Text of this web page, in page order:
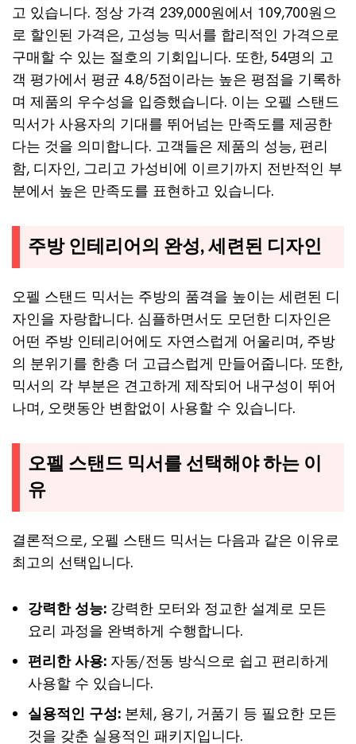
고 있습니다. 정상 가격 239,000원에서 109,700원으
로 할인된 가격은, 고성능 믹서를 합리적인 가격으로
구매할 수 있는 절호의 기회입니다. 또한, 54명의 고
객 평가에서 평균 4.8/5점이라는 높은 평점을 기록하
며 제품의 우수성을 입증했습니다. 이는 오펠 스탠드
믹서가 사용자의 기대를 뛰어넘는 만족도를 제공한
다는 것을 의미합니다. 고객들은 제품의 성능, 편리
함, 디자인, 그리고 가성비에 이르기까지 전반적인 부
분에서 높은 만족도를 표현하고 있습니다.
주방 인테리어의 완성, 세련된 디자인
오펠 스탠드 믹서는 주방의 품격을 높이는 세련된 디
자인을 자랑합니다. 심플하면서도 모던한 디자인은
어떤 주방 인테리어에도 자연스럽게 어울리며, 주방
의 분위기를 한층 더 고급스럽게 만들어줍니다. 또한,
믹서의 각 부분은 견고하게 제작되어 내구성이 뛰어
나며, 오랫동안 변함없이 사용할 수 있습니다.
오펠 스탠드 믹서를 선택해야 하는 이
유
결론적으로, 오펠 스탠드 믹서는 다음과 같은 이유로
최고의 선택입니다.
강력한 성능: 강력한 모터와 정교한 설계로 모든
요리 과정을 완벽하게 수행합니다.
편리한 사용: 자동/전동 방식으로 쉽고 편리하게
사용할 수 있습니다.
실용적인 구성: 본체, 용기, 거품기 등 필요한 모든
것을 갖춘 실용적인 패키지입니다.